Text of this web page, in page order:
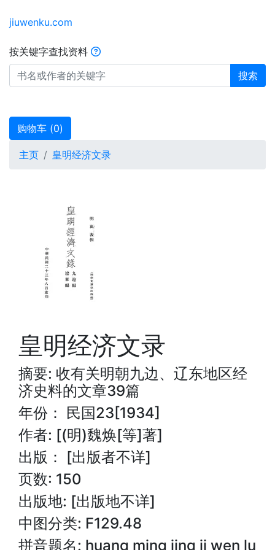
jiuwenku.com
按关键字查找资料
搜索
购物车 (0)
主页 皇明经济文录
皇明经济文录
摘要: 收有关明朝九边、辽东地区经
济史料的文章39篇
年份： 民国23[1934]
作者: [(明)魏焕[等]著]
出版： [出版者不详]
页数: 150
出版地: [出版地不详]
中图分类: F129.48
拼音题名: huang ming jing ji wen lu